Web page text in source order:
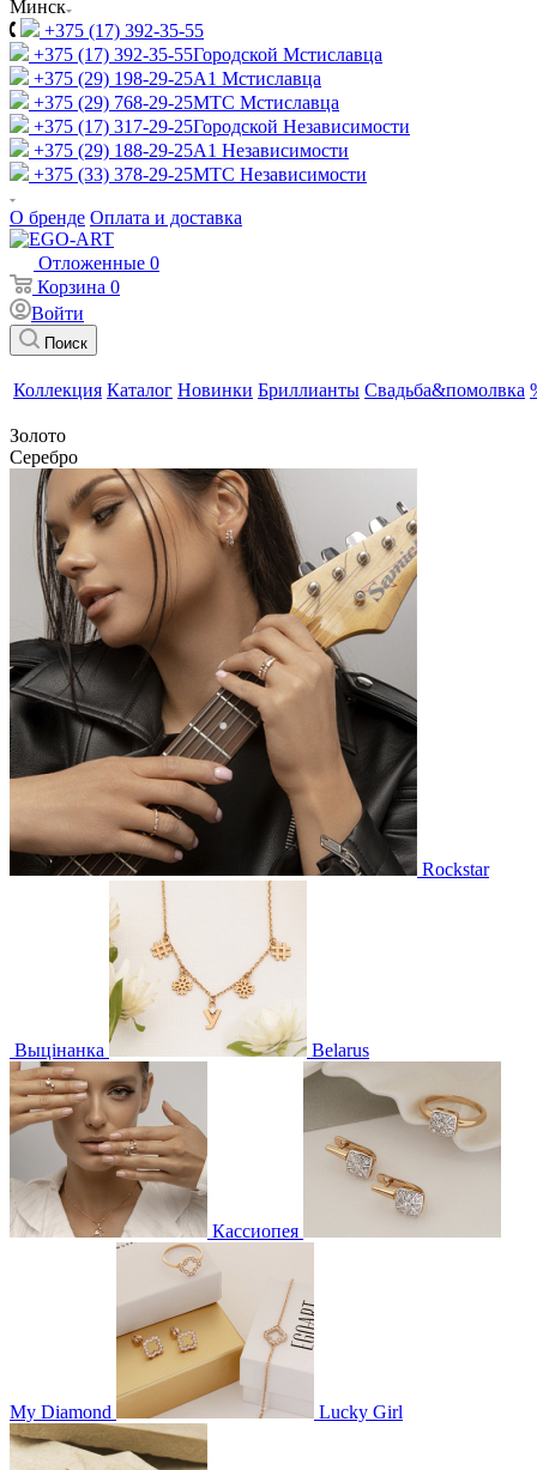
Минск
+375 (17) 392-35-55
+375 (17) 392-35-55Городской Мстиславца
+375 (29) 198-29-25A1 Мстиславца
+375 (29) 768-29-25МТС Мстиславца
+375 (17) 317-29-25Городской Независимости
+375 (29) 188-29-25A1 Независимости
+375 (33) 378-29-25МТС Независимости
О бренде Оплата и доставка
Отложенные 0
Корзина 0
Войти
Поиск
Коллекция Каталог Новинки Бриллианты Свадьба&помолвка
Золото
Серебро
Rockstar
Выцінанка Belarus
Кассиопея
My Diamond Lucky Girl